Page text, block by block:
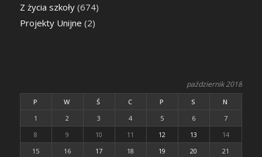
Z życia szkoły(674)
Projekty Unijne (2)
październik 2018
P W Ś C P S
N
1
2 3 4 5 6
7
8
9 10 11 12 13
14
15
16 17 18 19 20 21